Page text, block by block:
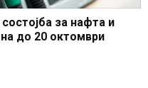
за нафта и
до 20 октомври